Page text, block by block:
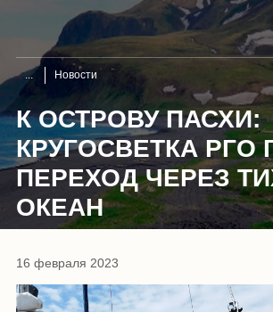
Новости
К ОСТРОВУ ПАСХИ:
КРУГОСВЕТКА РГО
ПЕРЕХОД ЧЕРЕЗ
ОКЕАН
16 февраля 2023